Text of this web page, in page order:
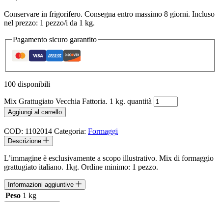
Conservare in frigorifero. Consegna entro massimo 8 giorni. Incluso
nel prezzo: 1 pezzo/i da 1 kg.
Pagamento sicuro garantito
100 disponibili
Mix Grattugiato Vecchia Fattoria. 1 kg. quantità
Aggiungi al carrello
COD: 1102014 Categoria: Formaggi
Descrizione
L’immagine è esclusivamente a scopo illustrativo. Mix di formaggio
grattugiato italiano. 1kg. Ordine minimo: 1 pezzo.
Informazioni aggiuntive
Peso 1 kg